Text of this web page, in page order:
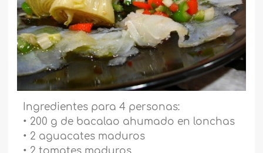
Ingredientes para 4 personas:
• 200 g de bacalao ahumado en lonchas
• 2 aguacates maduros